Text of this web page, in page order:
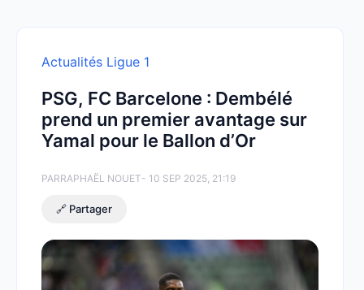
Actualités Ligue 1
PSG, FC Barcelone : Dembélé
prend un premier avantage sur
Yamal pour le Ballon d’Or
PARRAPHAËL NOUET- 10 SEP 2025, 21:19
🔗 Partager